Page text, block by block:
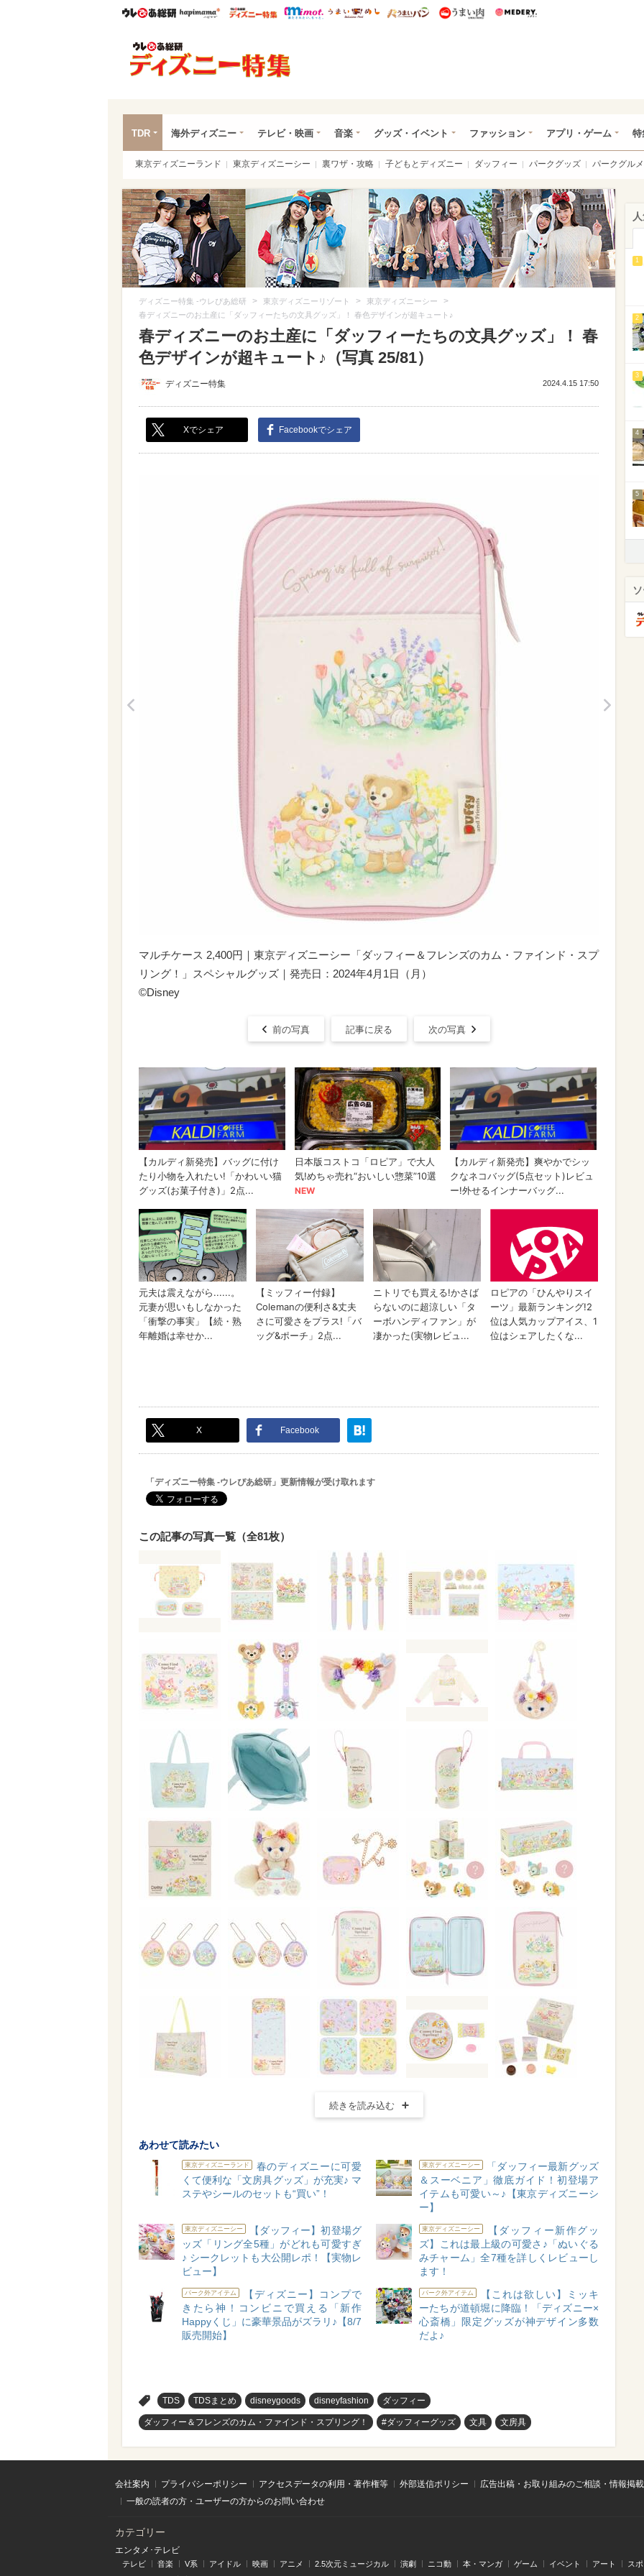
ウレぴあ総研ハピママ* ウレぴあ総研 ディズニー特集
mimot. うまいめし うまいパン うまい肉
TDR 海外ディズニー テレビ・映画 音楽 グッズ・イベント ファッション アプリ・ゲーム 特
東京ディズニーランド 東京ディズニーシー 裏ワザ・攻略 子どもとディズニー ダッフィー パークグッズ パークグルメ
ディズニー特集 -ウレぴあ総研 > 東京ディズニーリゾート > 東京ディズニーシー >
春ディズニーのお土産に「ダッフィーたちの文具グッズ」！ 春色デザインが超キュート♪
春ディズニーのお土産に「ダッフィーたちの文具グッズ」！ 春
色デザインが超キュート♪（写真 25/81）
ディズニー特集 2024.4.15 17:50
Xでシェア Facebookでシェア
マルチケース 2,400円｜東京ディズニーシー「ダッフィー＆フレンズのカム・ファインド・スプ
リング！」スペシャルグッズ｜発売日：2024年4月1日（月）
©Disney
前の写真 記事に戻る 次の写真
X Facebook
「ディズニー特集 -ウレぴあ総研」更新情報が受け取れます
この記事の写真一覧（全81枚）
続きを読み込む
あわせて読みたい
東京ディズニーランド
春のディズニーに可愛
くて便利な「文房具グッズ」が充実♪ マ
ステやシールのセットも“買い”！
東京ディズニーシー
「ダッフィー最新グッズ
＆スーベニア」徹底ガイド！初登場ア
イテムも可愛い～♪【東京ディズニーシ
ー】
東京ディズニーシー
【ダッフィー】初登場グ
ッズ「リング全5種」がどれも可愛すぎ
♪ シークレットも大公開レポ！【実物レ
ビュー】
東京ディズニーシー
【ダッフィー新作グッ
ズ】これは最上級の可愛さ♪「ぬいぐる
みチャーム」全7種を詳しくレビューし
ます！
パーク外アイテム
【ディズニー】コンプで
きたら神！コンビニで買える「新作
Happyくじ」に豪華景品がズラリ♪【8/7
販売開始】
パーク外アイテム
【これは欲しい】ミッキ
ーたちが道頓堀に降臨！「ディズニー×
心斎橋」限定グッズが神デザイン多数
だよ♪
TDS TDSまとめ disneygoods disneyfashion ダッフィー
ダッフィー＆フレンズのカム・ファインド・スプリング！ #ダッフィーグッズ 文具 文房具
1
2
3
4
5
会社案内 プライバシーポリシー アクセスデータの利用・著作権等 外部送信ポリシー
広告出稿・お取り組みのご相談・情報掲
一般の読者の方・ユーザーの方からのお問い合わせ
カテゴリー
エンタメ･テレビ
テレビ 音楽 V系 アイドル 映画 アニメ 2.5次元ミュージカル 演劇 ニコ動 本・マンガ ゲーム イベント アート ス